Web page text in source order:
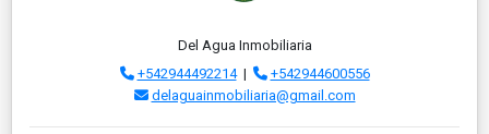
Del Agua Inmobiliaria
+542944492214|
+542944600556
delaguainmobiliaria@gmail.com